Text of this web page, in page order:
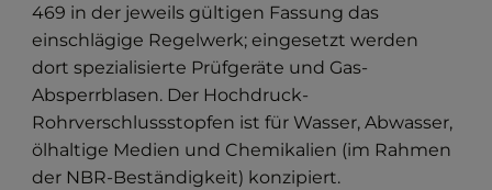
469 in der jeweils gültigen Fassung das
einschlägige Regelwerk; eingesetzt werden
dort spezialisierte Prüfgeräte und Gas-
Absperrblasen. Der Hochdruck-
Rohrverschlussstopfen ist für Wasser, Abwasser,
ölhaltige Medien und Chemikalien (im Rahmen
der NBR-Beständigkeit) konzipiert.